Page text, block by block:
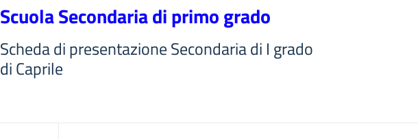
Scuola Secondaria di primo grado
Scheda di presentazione Secondaria di I grado
di Caprile